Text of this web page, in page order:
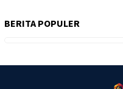
BERITA POPULER